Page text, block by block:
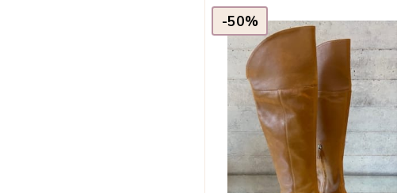
-50%